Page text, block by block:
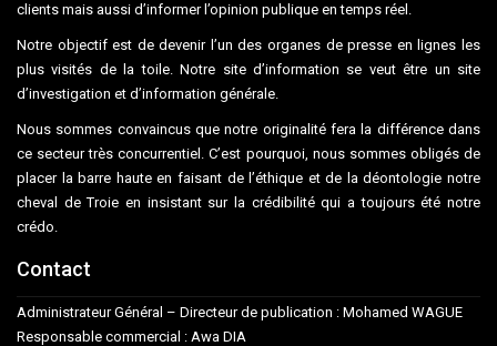
clients mais aussi d’informer l’opinion publique en temps réel.
Notre objectif est de devenir l’un des organes de presse en lignes les
plus visités de la toile. Notre site d’information se veut être un site
d’investigation et d’information générale.
Nous sommes convaincus que notre originalité fera la différence dans
ce secteur très concurrentiel. C’est pourquoi, nous sommes obligés de
placer la barre haute en faisant de l’éthique et de la déontologie notre
cheval de Troie en insistant sur la crédibilité qui a toujours été notre
crédo.
Contact
Administrateur Général – Directeur de publication : Mohamed WAGUE
Responsable commercial : Awa DIA